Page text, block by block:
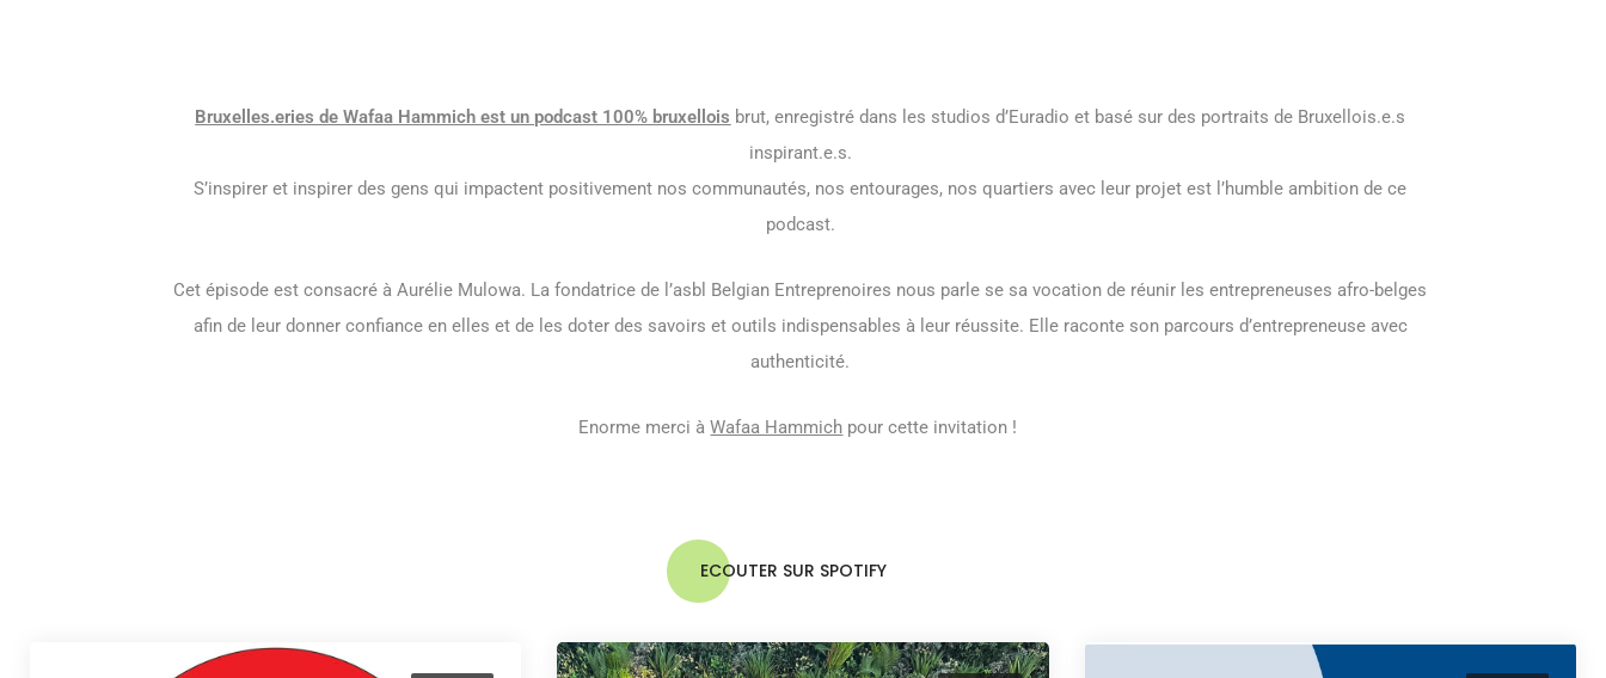
Bruxelles.eries de Wafaa Hammich est un podcast 100% bruxellois brut, enregistré dans les studios d’Euradio et basé sur des portraits de Bruxellois.e.s
inspirant.e.s.
S’inspirer et inspirer des gens qui impactent positivement nos communautés, nos entourages, nos quartiers avec leur projet est l’humble ambition de ce
podcast.
Cet épisode est consacré à Aurélie Mulowa. La fondatrice de l’asbl Belgian Entreprenoires nous parle se sa vocation de réunir les entrepreneuses afro-belges
afin de leur donner confiance en elles et de les doter des savoirs et outils indispensables à leur réussite. Elle raconte son parcours d’entrepreneuse avec
authenticité.
Enorme merci àWafaa Hammich pour cette invitation !
ECOUTER SUR SPOTIFY